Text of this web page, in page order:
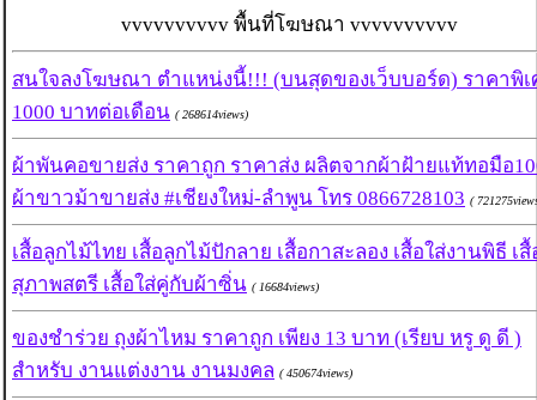
vvvvvvvvvv พื้นที่โฆษณา vvvvvvvvvv
สนใจลงโฆษณา ตำแหน่งนี้!!! (บนสุดของเว็บบอร์ด) ราคาพิเ
1000 บาทต่อเดือน ( 268614views)
ผ้าพันคอขายส่ง ราคาถูก ราคาส่ง ผลิตจากผ้าฝ้ายแท้ทอมือ
ผ้าขาวม้าขายส่ง #เชียงใหม่-ลำพูน โทร 0866728103 (
เสื้อลูกไม้ไทย เสื้อลูกไม้ปักลาย เสื้อกาสะลอง เสื้อใส่งานพิธี เสื้
สุภาพสตรี เสื้อใส่คู่กับผ้าซิ่น ( 16684views)
ของชำร่วย ถุงผ้าไหม ราคาถูก เพียง 13 บาท (เรียบ หรู ดู ดี )
สำหรับ งานแต่งงาน งานมงคล ( 450674views)